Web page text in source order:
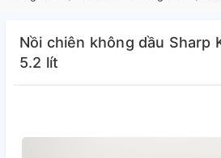
Nồi chiên không dầu Sharp
5.2 lít